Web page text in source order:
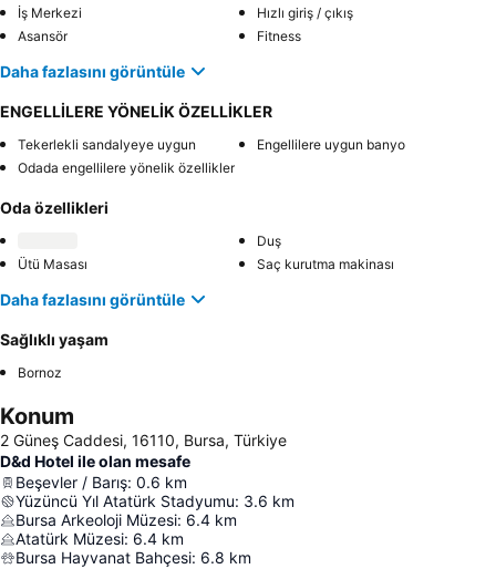
İş Merkezi
Hızlı giriş / çıkış
Asansör
Fitness
Daha fazlasını görüntüle
ENGELLİLERE YÖNELİK ÖZELLİKLER
Tekerlekli sandalyeye uygun
Engellilere uygun banyo
Odada engellilere yönelik özellikler
Oda özellikleri
Duş
Ütü Masası
Saç kurutma makinası
Daha fazlasını görüntüle
Sağlıklı yaşam
Bornoz
Konum
2 Güneş Caddesi, 16110, Bursa, Türkiye
D&d Hotel ile olan mesafe
Beşevler / Barış: 0.6 km
Yüzüncü Yıl Atatürk Stadyumu: 3.6 km
Bursa Arkeoloji Müzesi: 6.4 km
Atatürk Müzesi: 6.4 km
Bursa Hayvanat Bahçesi: 6.8 km